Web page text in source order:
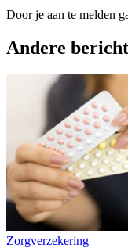
Door je aan te melden
Andere
Zorgverzekering